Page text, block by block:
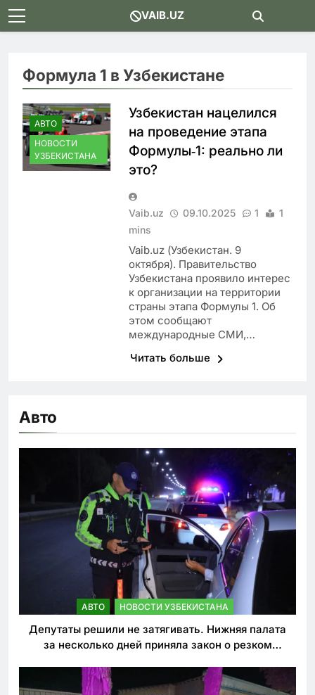
Skip
to
VAIB.UZ
Формула 1 в Узбекистане
АВТО
НОВОСТИ
УЗБЕКИСТАНА
Узбекистан нацелился
на проведение этапа
Формулы‑1: реально ли
это?
Vaib.uz 09.10.2025 1
1
mins
Vaib.uz (Узбекистан. 9
октября). Правительство
Узбекистана проявило интерес
к организации на территории
страны этапа Формулы 1. Об
этом сообщают
международные СМИ,…
Читать больше
Авто
АВТО НОВОСТИ УЗБЕКИСТАНА
Депутаты решили не затягивать. Нижняя палата
за несколько дней приняла закон о резком